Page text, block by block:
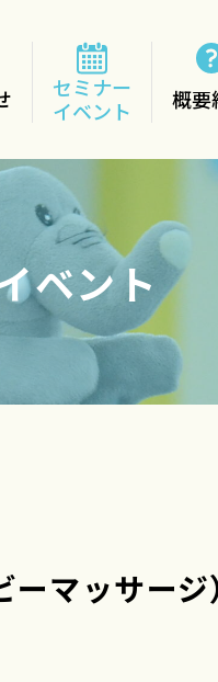
セミナー
イベント
概要
ベント
ーマッサー